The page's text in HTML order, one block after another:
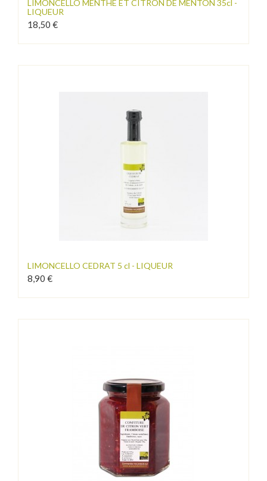
LIMONCELLO MENTHE ET CITRON DE MENTON 35cl -
LIQUEUR
18,50 €
LIMONCELLO CEDRAT 5 cl - LIQUEUR
8,90 €